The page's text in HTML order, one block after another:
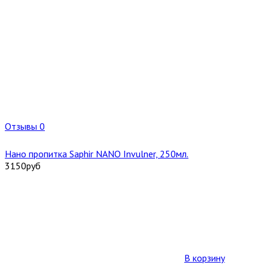
Отзывы 0
Нано пропитка Saphir NANO Invulner, 250мл.
3150руб
В корзину